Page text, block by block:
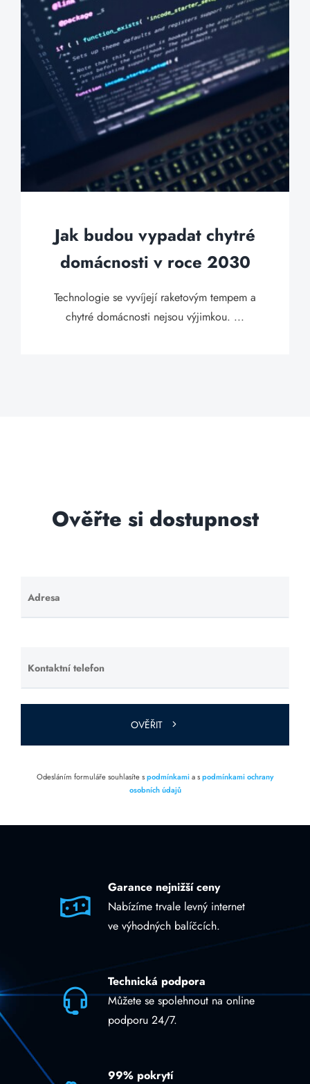
Jak budou vypadat chytré
domácnosti v roce 2030
Technologie se vyvíjejí raketovým tempem a
chytré domácnosti nejsou výjimkou. ...
Ověřte si dostupnost
Adresa
Ponechte
toto pole
Kontaktní telefon
Ponechte
toto pole
prázdné.
OVĚŘIT
Odesláním formuláře souhlasíte spodmínkamia spodmínkami ochrany
osobních údajů
Garance nejnižší ceny
Nabízíme trvale levný internet
ve výhodných balíčcích.
Technická podpora
Můžete se spolehnout na online
podporu 24/7.
99% pokrytí